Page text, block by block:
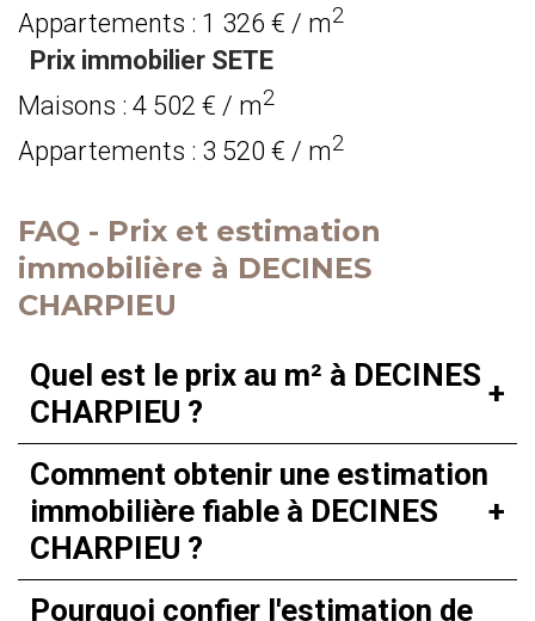
Appartements : 1 326 € / m2
Prix immobilier SETE
Maisons : 4 502 € / m2
Appartements : 3 520 € / m2
FAQ - Prix et estimation
immobilière à DECINES
CHARPIEU
Quel est le prix au m² à DECINES
CHARPIEU ?
Comment obtenir une estimation
immobilière fiable à DECINES
CHARPIEU ?
Pourquoi confier l'estimation de